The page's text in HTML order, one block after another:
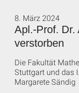
Apl.-Prof. Dr.
verstorben
8. März 2024
Die Fakultät
Stuttgart und das
Margarete Sändig